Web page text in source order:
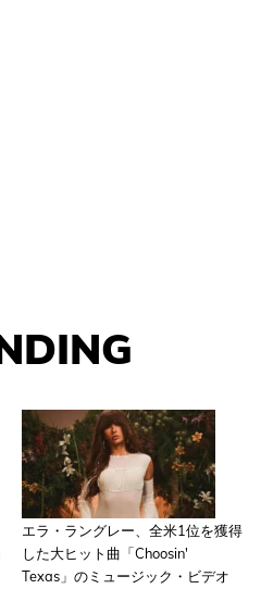
エラ・ラングレー、全米1位を獲得
した大ヒット曲「Choosin'
Texas」のミュージック・ビデオ